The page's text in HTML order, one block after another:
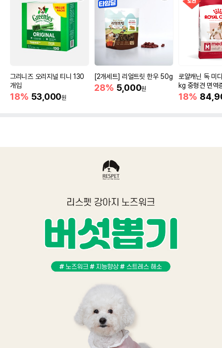
그리니즈 오리지널 티니 130
개입
18% 53,000원
[2개세트] 리얼트릿 한우 50g
28% 5,000원
로얄캐닌 독 미
kg 중형견 면역
18%